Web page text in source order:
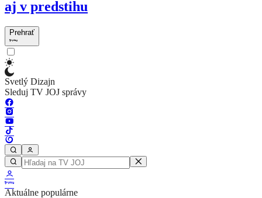
aj v predstihu
Prehrať
Svetlý Dizajn
Sleduj TV JOJ správy
Aktuálne populárne